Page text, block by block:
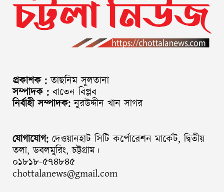
প্রকাশক : তাছনিম সুলতানা
সম্পাদক : বাতেন বিপ্লব
নির্বাহী সম্পাদক: নুরউদ্দীন খান সাগর
যোগাযোগ: দেওয়ানহাট সিটি কর্পোরেশন মার্কেট, দ্বিতীয়
তলা, ডবলমুরিং, চট্টগ্রাম।
০১৮১৮-৫৭৪৮৪৫
chottalanews@gmail.com